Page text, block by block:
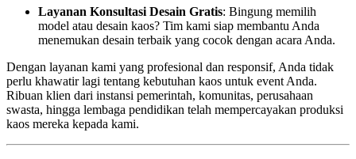
Layanan Konsultasi Desain Gratis: Bingung memilih
model atau desain kaos? Tim kami siap membantu Anda
menemukan desain terbaik yang cocok dengan acara Anda.
Dengan layanan kami yang profesional dan responsif, Anda tidak
perlu khawatir lagi tentang kebutuhan kaos untuk event Anda.
Ribuan klien dari instansi pemerintah, komunitas, perusahaan
swasta, hingga lembaga pendidikan telah mempercayakan produksi
kaos mereka kepada kami.